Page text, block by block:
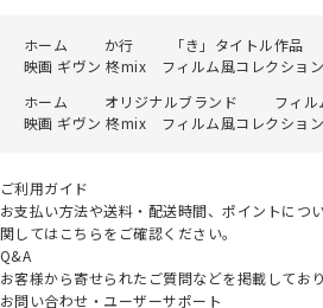
ホーム か行 「き」タイトル作品
映画 ギヴン 柊mix フィルム風コレクション
ホーム
オリジナルブランド
フィ
映画 ギヴン 柊mix フィルム風コレクション
ご利用ガイド
お支払い方法や送料・配送時間、ポイントにつ
関してはこちらをご確認ください。
Q&A
お客様から寄せられたご質問などを掲載しており
お問い合わせ・ユーザーサポート